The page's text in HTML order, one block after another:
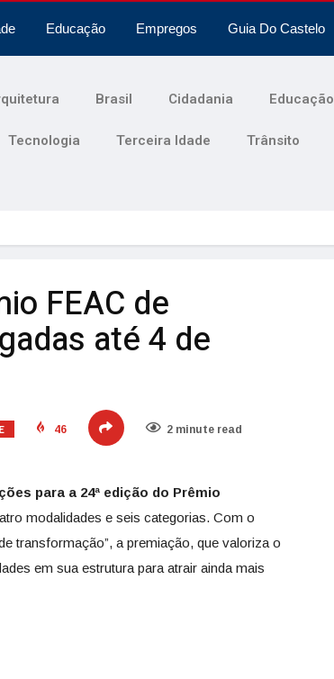
Educação Empregos Guia Do Castelo
Brasil Cidadania Educação
Tecnologia Terceira Idade Trânsito
FEAC de
até 4 de
46 2 minute read
para a 24ª edição do Prêmio
modalidades e seis categorias. Com o
transformação”, a premiação, que valoriza o
em sua estrutura para atrair ainda mais